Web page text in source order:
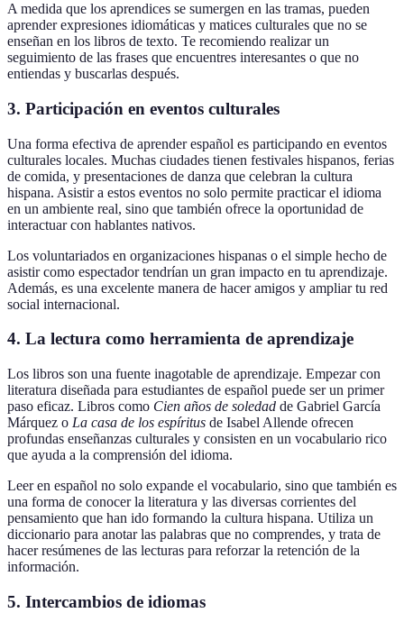
A medida que los aprendices se sumergen en las tramas, pueden
aprender expresiones idiomáticas y matices culturales que no se
enseñan en los libros de texto. Te recomiendo realizar un
seguimiento de las frases que encuentres interesantes o que no
entiendas y buscarlas después.
3. Participación en eventos culturales
Una forma efectiva de aprender español es participando en eventos
culturales locales. Muchas ciudades tienen festivales hispanos, ferias
de comida, y presentaciones de danza que celebran la cultura
hispana. Asistir a estos eventos no solo permite practicar el idioma
en un ambiente real, sino que también ofrece la oportunidad de
interactuar con hablantes nativos.
Los voluntariados en organizaciones hispanas o el simple hecho de
asistir como espectador tendrían un gran impacto en tu aprendizaje.
Además, es una excelente manera de hacer amigos y ampliar tu red
social internacional.
4. La lectura como herramienta de aprendizaje
Los libros son una fuente inagotable de aprendizaje. Empezar con
literatura diseñada para estudiantes de español puede ser un primer
paso eficaz. Libros como Cien años de soledad de Gabriel García
Márquez o La casa de los espíritus de Isabel Allende ofrecen
profundas enseñanzas culturales y consisten en un vocabulario rico
que ayuda a la comprensión del idioma.
Leer en español no solo expande el vocabulario, sino que también es
una forma de conocer la literatura y las diversas corrientes del
pensamiento que han ido formando la cultura hispana. Utiliza un
diccionario para anotar las palabras que no comprendes, y trata de
hacer resúmenes de las lecturas para reforzar la retención de la
información.
5. Intercambios de idiomas